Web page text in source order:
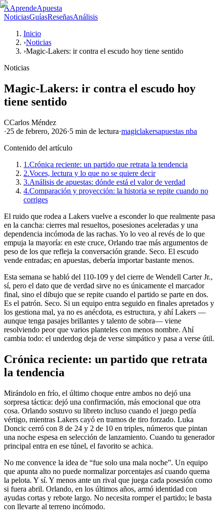
AAprendeApuesta
NoticiasGuíasReseñasAnálisis
Inicio
›Noticias
›Magic-Lakers: ir contra el escudo hoy tiene sentido
Noticias
Magic-Lakers: ir contra el escudo hoy
tiene sentido
CCarlos Méndez
·25 de febrero, 2026·5 min de lectura·magiclakersapuestas nba
Contenido del artículo
1.Crónica reciente: un partido que retrata la tendencia
2.Voces, lectura y lo que no se quiere decir
3.Análisis de apuestas: dónde está el valor de verdad
4.Comparación y proyección: la historia se repite cuando no
corriges
El ruido que rodea a Lakers vuelve a esconder lo que realmente pasa
en la cancha: cierres mal resueltos, posesiones aceleradas y una
dependencia incómoda de las rachas. Yo lo veo al revés de lo que
empuja la mayoría: en este cruce, Orlando trae más argumentos de
peso de los que refleja la conversación grande. Seco. El escudo
vende entradas; en apuestas, debería importar bastante menos.
Esta semana se habló del 110-109 y del cierre de Wendell Carter Jr.,
sí, pero el dato que de verdad sirve no es únicamente el marcador
final, sino el dibujo que se repite cuando el partido se parte en dos.
Es el patrón. Seco. Si un equipo entra seguido en finales apretados y
los gestiona mal, ya no es anécdota, es estructura, y ahí Lakers —
aunque tenga pasajes brillantes y talento de sobra— viene
resolviendo peor que varios planteles con menos nombre. Ahí
cambia todo: el underdog deja de verse simpático y pasa a verse útil.
Crónica reciente: un partido que retrata
la tendencia
Mirándolo en frío, el último choque entre ambos no dejó una
sorpresa táctica: dejó una confirmación, más emocional que otra
cosa. Orlando sostuvo su libreto incluso cuando el juego pedía
vértigo, mientras Lakers cayó en tramos de tiro forzado. Luka
Doncic cerró con 8 de 24 y 2 de 10 en triples, números que pintan
una noche espesa en selección de lanzamiento. Cuando tu generador
principal entra en ese túnel, el favorito se achica.
No me convence la idea de “fue solo una mala noche”. Un equipo
que apunta alto no puede normalizar porcentajes así cuando quema
la pelota. Y sí. Y menos ante un rival que juega cada posesión como
si fuera abril. Orlando, en los últimos años, armó identidad con
ayudas cortas y rebote largo. No necesita romper el partido; le basta
con llevarte al terreno incómodo.